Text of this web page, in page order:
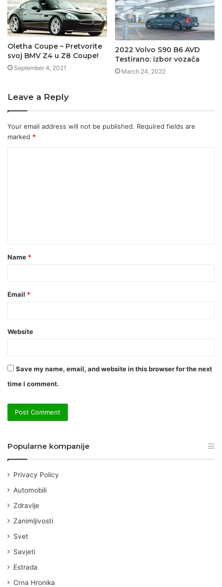
Oletha Coupe – Pretvorite
svoj BMV Z4 u Z8 Coupe!
September 4, 2021
2022 Volvo S90 B6 AVD
Testirano: izbor vozača
March 24, 2022
Leave a Reply
Your email address will not be published. Required fields are
marked *
t
*
Name *
Email *
Website
Save my name, email, and website in this browser for the next
time I comment.
Popularne kompanije
Privacy Policy
Automobili
Zdravlje
Zanimljivosti
Svet
Savjeti
Estrada
Crna Hronika